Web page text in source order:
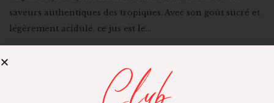
saveurs authentiques des tropiques. Avec son goût sucré et
légèrement acidulé, ce jus est le…